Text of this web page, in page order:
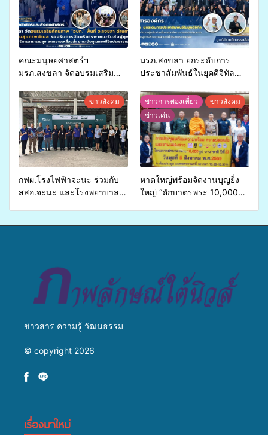
คณะมนุษยศาสตร์ฯ
มรภ.สงขลา จัดอบรมเสริม
จ่ายงบกองทุนสุขภาพตำบล
รองรับการจัดบริการพาหนะรับ
ส่งผู้ทุพพลภาพเพื่อเข้ารับ
บริการสาธารณสุข ลดความ
เหลื่อมล้ำ ยกระดับคุณภาพ
ชีวิตประชาชนอย่างยั่งยืน
มรภ.สงขลา ยกระดับการ
ประชาสัมพันธ์ในยุคดิจิทัล
ข่ายสื่อสารองค์กร ระดมสมอง
วางแนวทางการทำงาน ปูทาง
สู่การสร้างภาพลักษณ์ที่ดีของ
มหาวิทยาลัย
ข่าวสังคม
กฟผ.โรงไฟฟ้าจะนะ ร่วมกับ
สสอ.จะนะ และโรงพยาบาล
ข่าวการท่องเที่ยว
ข่าวสังคม
ข่าวเด่น
หาดใหญ่พร้อมจัดงานบุญยิ่ง
ใหญ่ “ตักบาตรพระ 10,000
ข่าวสาร ความรู้ วัฒนธรรม
© copyright 2026
เรื่องมาใหม่